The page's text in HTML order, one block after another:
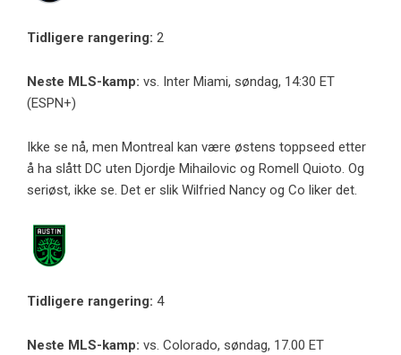
Tidligere rangering: 2
Neste MLS-kamp: vs. Inter Miami, søndag, 14:30 ET
(ESPN+)
Ikke se nå, men Montreal kan være østens toppseed etter
å ha slått DC uten Djordje Mihailovic og Romell Quioto. Og
seriøst, ikke se. Det er slik Wilfried Nancy og Co liker det.
Tidligere rangering: 4
Neste MLS-kamp: vs. Colorado, søndag, 17.00 ET